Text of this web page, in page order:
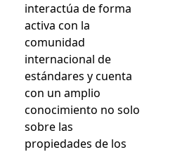
interactúa de forma
activa con la
comunidad
internacional de
estándares y cuenta
con un amplio
conocimiento no solo
sobre las
propiedades de los